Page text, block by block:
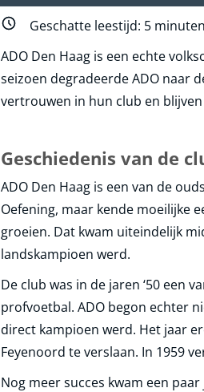
Geschatte leestijd: 5 minuten
ADO Den Haag is een echte
seizoen degradeerde ADO naar
vertrouwen in hun club en
Geschiedenis van de
ADO Den Haag is een van de
Oefening, maar kende moeilijke
groeien. Dat kwam uiteindelijk
landskampioen werd.
De club was in de jaren ‘50 een
profvoetbal. ADO begon echter
direct kampioen werd. Het jaar
Feyenoord te verslaan. In 1959
Nog meer succes kwam een